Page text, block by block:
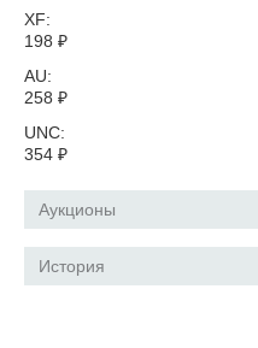
XF:
198 ₽
AU:
258 ₽
UNC:
354 ₽
Аукционы
История